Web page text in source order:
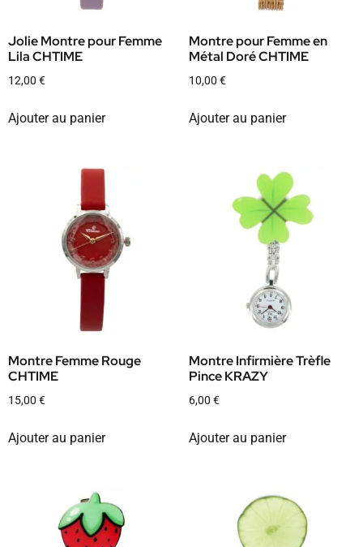
Jolie Montre pour Femme
Lila CHTIME
12,00 €
Ajouter au panier
Montre pour Femme en
Métal Doré CHTIME
10,00 €
Ajouter au panier
Montre Femme Rouge
CHTIME
15,00 €
Ajouter au panier
Montre Infirmière Trèfle
Pince KRAZY
6,00 €
Ajouter au panier